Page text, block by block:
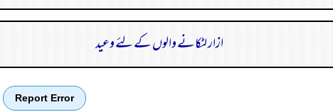
ازار لٹکانے والوں کے لئے وعید
Report Error